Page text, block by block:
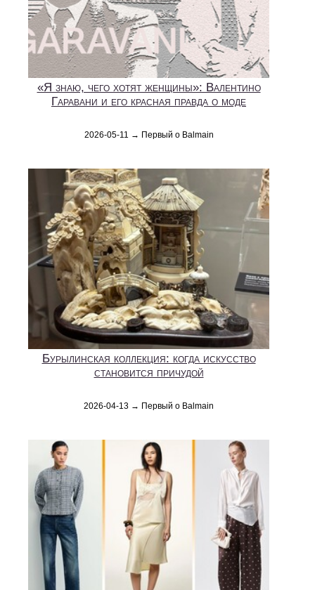
«Я знаю, чего хотят женщины»: Валентино
Гаравани и его красная правда о моде
2026-05-11 → Первый о Balmain
Бурылинская коллекция: когда искусство
становится причудой
2026-04-13 → Первый о Balmain